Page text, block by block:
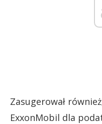
Zasugerował
ExxonMobil dla